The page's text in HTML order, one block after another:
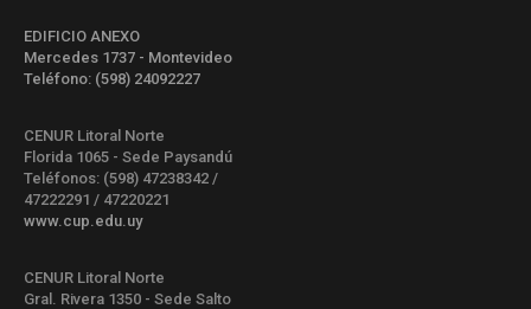
EDIFICIO ANEXO
Mercedes 1737 - Montevideo
Teléfono: (598) 24092227
CENUR Litoral Norte
Florida 1065 - Sede Paysandú
Teléfonos: (598) 47238342 /
47222291 / 47220221
www.cup.edu.uy
CENUR Litoral Norte
Gral. Rivera 1350 - Sede Salto